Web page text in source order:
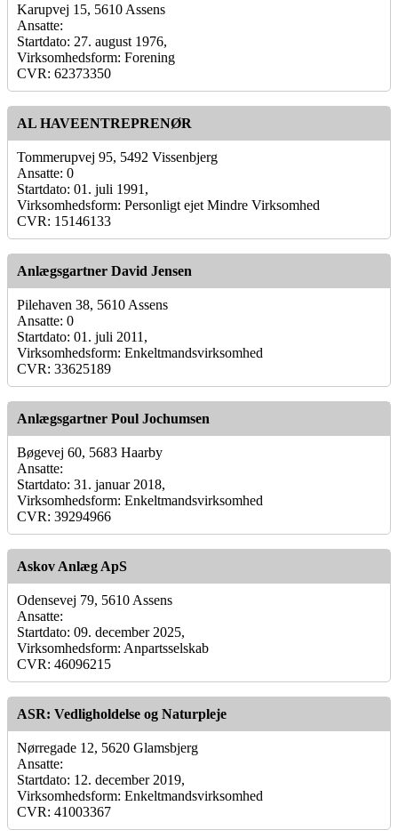
Karupvej 15, 5610 Assens
Ansatte:
Startdato: 27. august 1976,
Virksomhedsform: Forening
CVR: 62373350
AL HAVEENTREPRENØR
Tommerupvej 95, 5492 Vissenbjerg
Ansatte: 0
Startdato: 01. juli 1991,
Virksomhedsform: Personligt ejet Mindre Virksomhed
CVR: 15146133
Anlægsgartner David Jensen
Pilehaven 38, 5610 Assens
Ansatte: 0
Startdato: 01. juli 2011,
Virksomhedsform: Enkeltmandsvirksomhed
CVR: 33625189
Anlægsgartner Poul Jochumsen
Bøgevej 60, 5683 Haarby
Ansatte:
Startdato: 31. januar 2018,
Virksomhedsform: Enkeltmandsvirksomhed
CVR: 39294966
Askov Anlæg ApS
Odensevej 79, 5610 Assens
Ansatte:
Startdato: 09. december 2025,
Virksomhedsform: Anpartsselskab
CVR: 46096215
ASR: Vedligholdelse og Naturpleje
Nørregade 12, 5620 Glamsbjerg
Ansatte:
Startdato: 12. december 2019,
Virksomhedsform: Enkeltmandsvirksomhed
CVR: 41003367